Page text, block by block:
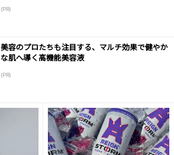
(PR)
美容のプロたちも注目する、マルチ効果で健やか
な肌へ導く高機能美容液
(PR)